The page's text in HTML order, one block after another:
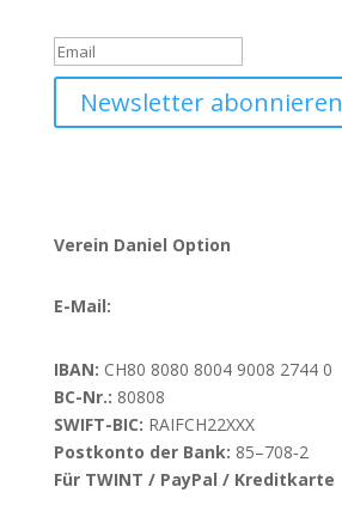
Newsletter abonnieren
Verein Daniel Option
E-Mail:
IBAN: CH80 8080 8004 9008 2744 0
BC-Nr.: 80808
SWIFT-BIC: RAIFCH22XXX
Postkonto der Bank: 85–708‑2
Für TWINT / PayPal / Kreditkarte